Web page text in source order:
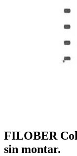
FILOBER
sin montar.